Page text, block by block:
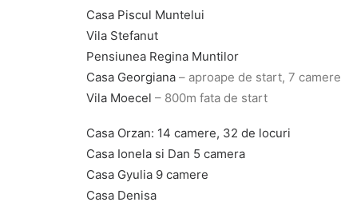
Casa Piscul Muntelui
Vila Stefanut
Pensiunea Regina Muntilor
Casa Georgiana – aproape de start, 7 camere
Vila Moecel – 800m fata de start
Casa Orzan: 14 camere, 32 de locuri
Casa Ionela si Dan 5 camera
Casa Gyulia 9 camere
Casa Denisa